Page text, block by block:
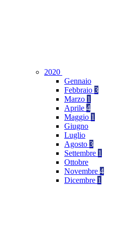
2020
Gennaio
Febbraio 3
Marzo 1
Aprile 4
Maggio 1
Giugno
Luglio
Agosto 3
Settembre 1
Ottobre
Novembre 4
Dicembre 1